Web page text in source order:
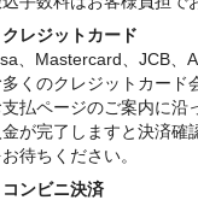
レジットカード
、Mastercard、JCB、
くのクレジットカード
払ページのご案内に沿
が完了しますと決済確
待ちください。
ンビニ決済